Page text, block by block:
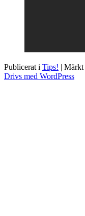
Publicerat i Tips! | Märkt
Drivs med WordPress